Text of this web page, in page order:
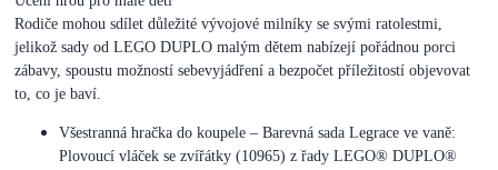
Rodiče mohou sdílet důležité vývojové milníky se svými ratolestmi,
jelikož sady od LEGO DUPLO malým dětem nabízejí pořádnou porci
zábavy, spoustu možností sebevyjádření a bezpočet příležitostí objevovat
to, co je baví.
Všestranná hračka do koupele – Barevná sada Legrace ve vaně:
Plovoucí vláček se zvířátky (10965) z řady LEGO® DUPLO®